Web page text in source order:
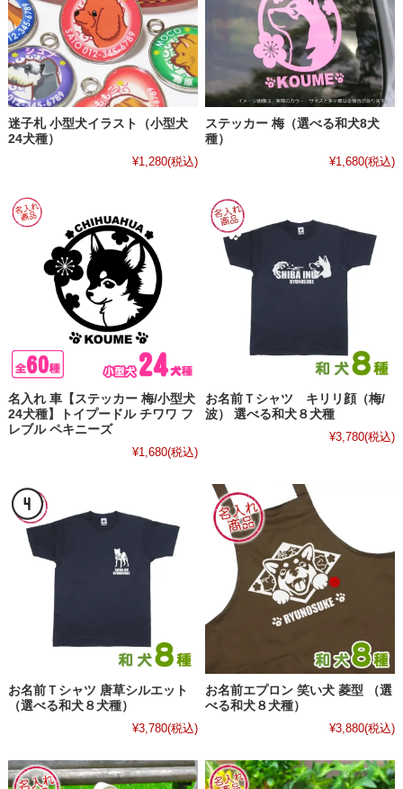
迷子札 小型犬イラスト（小型犬
24犬種）
¥1,280(税込)
ステッカー 梅（選べる和犬8犬
種）
¥1,680(税込)
名入れ 車【ステッカー 梅/小型犬
24犬種】トイプードル チワワ フ
レブル ペキニーズ
¥1,680(税込)
お名前Ｔシャツ キリリ顔（梅/
波） 選べる和犬８犬種
¥3,780(税込)
お名前Ｔシャツ 唐草シルエット
（選べる和犬８犬種）
¥3,780(税込)
お名前エプロン 笑い犬 菱型 （選
べる和犬８犬種）
¥3,880(税込)